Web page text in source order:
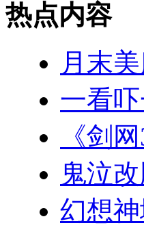
热点内容
月末
一看
《剑
鬼泣
幻想